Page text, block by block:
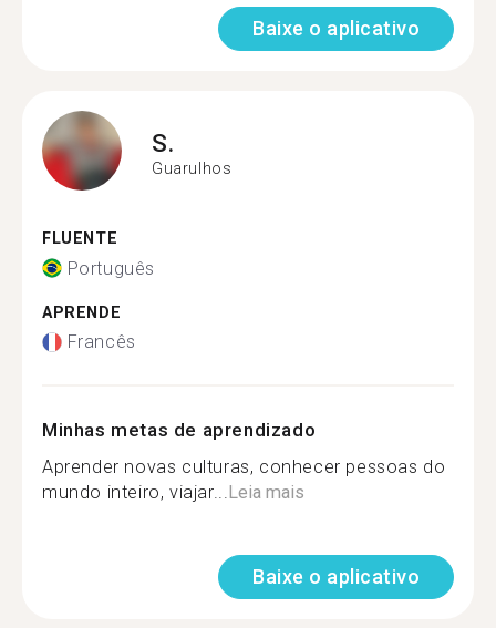
Baixe o aplicativo
S.
Guarulhos
FLUENTE
Português
APRENDE
Francês
Minhas metas de aprendizado
Aprender novas culturas, conhecer pessoas do
mundo inteiro, viajar...Leia mais
Baixe o aplicativo